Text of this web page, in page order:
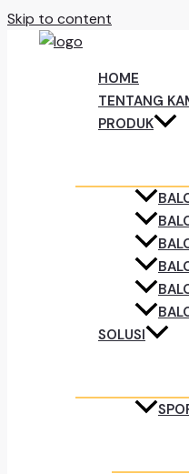
Skip to content
HOME
TENTANG
PRODUK
SOLUSI